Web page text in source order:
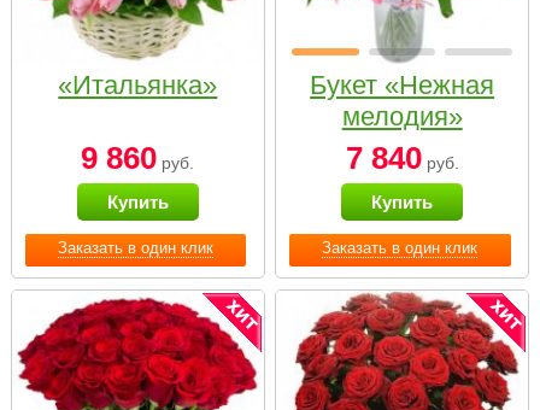
Заказать в один клик
«Итальянка»
9 860 руб.
Купить
Заказать в один клик
Букет «Нежная
мелодия»
7 840руб.
Купить